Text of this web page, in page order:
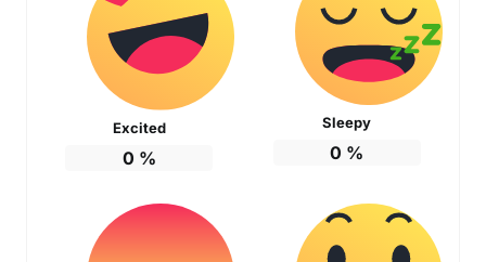
Excited
0 %
Sleepy
0 %